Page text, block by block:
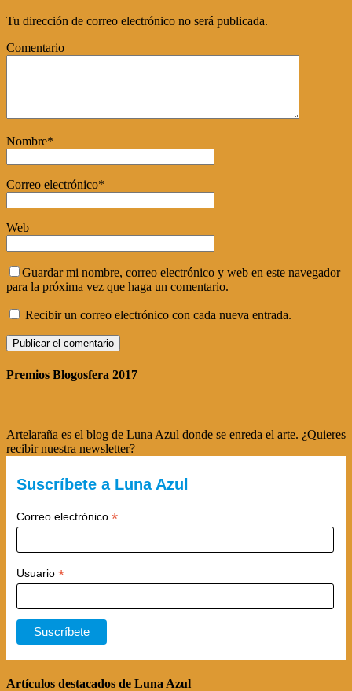
Tu dirección de correo electrónico no será publicada.
Comentario
Nombre*
Correo electrónico*
Web
Guardar mi nombre, correo electrónico y web en este navegador
para la próxima vez que haga un comentario.
Recibir un correo electrónico con cada nueva entrada.
Premios Blogosfera 2017
Artelaraña es el blog de Luna Azul donde se enreda el arte. ¿Quieres
recibir nuestra newsletter?
Suscríbete a Luna Azul
Correo electrónico *
Usuario *
Artículos destacados de Luna Azul